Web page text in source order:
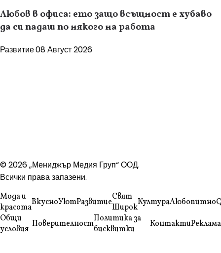
Любов в офиса: ето защо всъщност е хубаво
да си падаш по някого на работа
Развитие08 Август 2026
© 2026 „Мениджър Медия Груп“ ООД.
Всички права запазени.
Мода и
красотаВкусноУютРазвитиеСвят
ШирокКултураЛюбопитно
Общи
условия ПоверителностПолитика за
бисквитки
КонтактиРеклама